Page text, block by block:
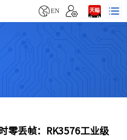

EN 
零丢帧：RK3576工业级